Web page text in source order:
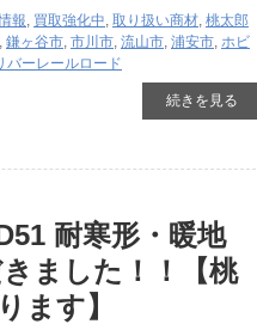
報, 買取強化中, 取り扱い商材, 桃太郎
, 鎌ヶ谷市, 市川市, 流山市, 浦安市, ホビ
バーレールロード
続きを見る
耐寒形・暖地
ました！！【桃
ます】